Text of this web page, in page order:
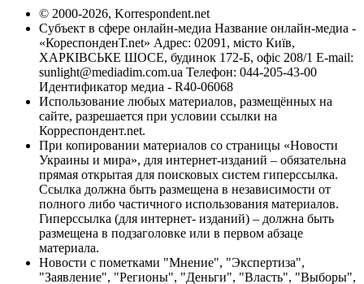
© 2000-2026, Korrespondent.net
Субъект в сфере онлайн-медиа Название онлайн-медиа -
«КореспонденТ.net» Адрес: 02091, місто Київ,
ХАРКІВСЬКЕ ШОСЕ, будинок 172-Б, офіс 208/1 E-mail:
sunlight@mediadim.com.ua Телефон: 044-205-43-00
Идентификатор медиа - R40-06068
Использование любых материалов, размещённых на
сайте, разрешается при условии ссылки на
Корреспондент.net.
При копировании материалов со страницы «Новости
Украины и мира», для интернет-изданий – обязательна
прямая открытая для поисковых систем гиперссылка.
Ссылка должна быть размещена в независимости от
полного либо частичного использования материалов.
Гиперссылка (для интернет- изданий) – должна быть
размещена в подзаголовке или в первом абзаце
материала.
Новости с пометками "Мнение", "Экспертиза",
"Заявление", "Регионы", "Деньги", "Власть", "Выборы",